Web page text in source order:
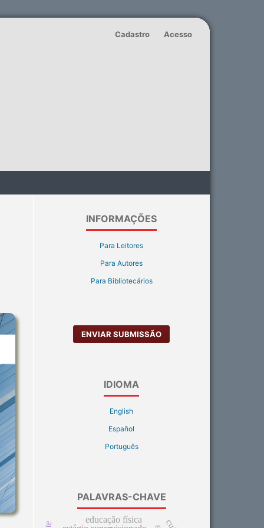
Cadastro Acesso
INFORMAÇÕES
Para Leitores
Para Autores
Para Bibliotecários
ENVIAR SUBMISSÃO
IDIOMA
English
Español
Português
PALAVRAS-CHAVE
educação física